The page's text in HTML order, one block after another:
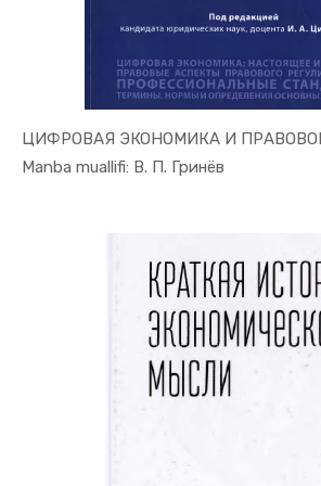
ЦИФРОВАЯ ЭКОНОМИКА И
Manba muallifi: В. П. ГринёвIn Raqamli...